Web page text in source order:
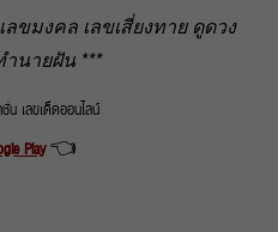
ขมงคล เลขเสี่ยงทาย ดูดวง
ำนายฝัน ***
เลขเด็ดออนไลน์
Play👈